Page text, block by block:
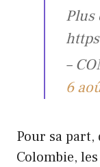
–
6
Pour sa part,
Colombie,